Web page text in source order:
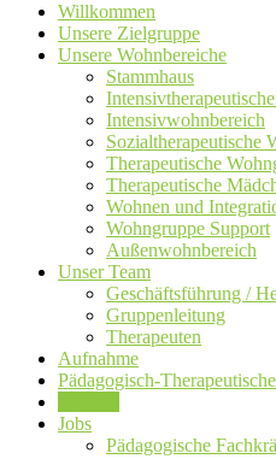
Willkommen
Unsere Zielgruppe
Unsere Wohnbereiche
Stammhaus
Intensivwohnbereich
Sozialtherapeutische
Therapeutische
Therapeutische
Wohnen und
Wohngruppe Support
Außenwohnbereich
Unser Team
Geschäftsführung /
Gruppenleitung
Therapeuten
Aufnahme
Pädagogisch-
Jobs
Pädagogische